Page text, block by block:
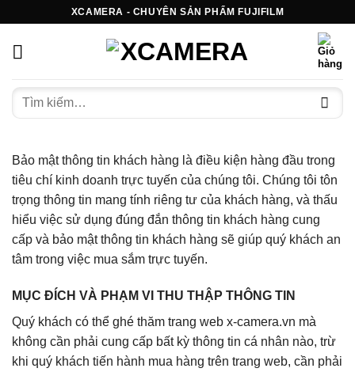
nội
XCAMERA - CHUYÊN SẢN PHẨM FUJIFILM
Tìm
Bảo mật thông tin khách hàng là điều kiện hàng đầu trong
tiêu chí kinh doanh trực tuyến của chúng tôi. Chúng tôi tôn
trọng thông tin mang tính riêng tư của khách hàng, và thấu
hiểu việc sử dụng đúng đắn thông tin khách hàng cung
cấp và bảo mật thông tin khách hàng sẽ giúp quý khách an
tâm trong việc mua sắm trực tuyến.
MỤC ĐÍCH VÀ PHẠM VI THU THẬP THÔNG TIN
Quý khách có thể ghé thăm trang web x-camera.vn mà
không cần phải cung cấp bất kỳ thông tin cá nhân nào, trừ
khi quý khách tiến hành mua hàng trên trang web, cần phải